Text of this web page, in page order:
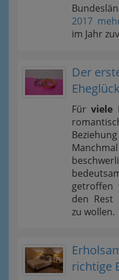
2017
im Jahr
Der
Fürviele
den Rest
zu wollen.
richtige